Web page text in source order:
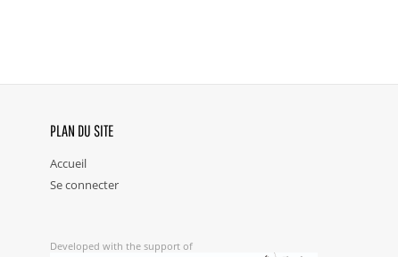
PLAN DU SITE
Accueil
Se connecter
Developed with the support of